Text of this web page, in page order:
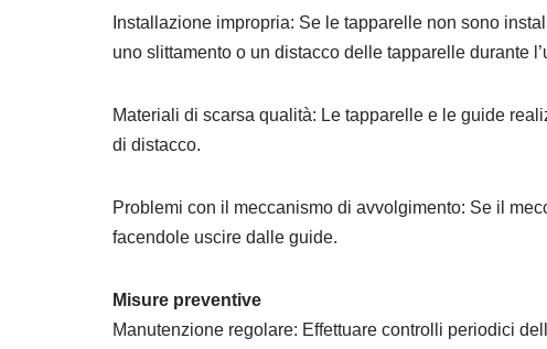
Installazione impropria: Se le tapparelle non sono
uno slittamento o un distacco delle tapparelle durante
Materiali di scarsa qualità: Le tapparelle e le guide
di distacco.
Problemi con il meccanismo di avvolgimento: Se il
facendole uscire dalle guide.
Misure preventive
Manutenzione regolare: Effettuare controlli periodici